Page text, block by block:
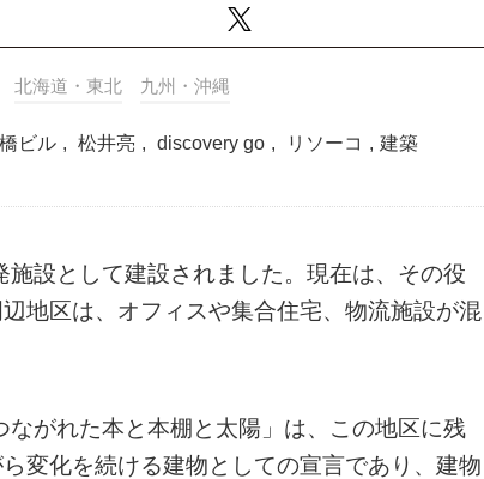
北海道・東北 九州・沖縄
ビル , 松井亮 , discovery go , リソーコ , 建築
設として建設されました。現在は、その役
地区は、オフィスや集合住宅、物流施設が混
がれた本と本棚と太陽」は、この地区に残
変化を続ける建物としての宣言であり、建物